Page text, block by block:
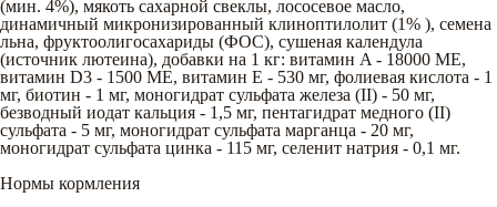
(мин. 4%), мякоть сахарной свеклы, лососевое масло,
динамичный микронизированный клиноптилолит (1% ), семена
льна, фруктоолигосахариды (ФОС), сушеная календула
(источник лютеина), добавки на 1 кг: витамин A - 18000 МЕ,
витамин D3 - 1500 МЕ, витамин Е - 530 мг, фолиевая кислота - 1
мг, биотин - 1 мг, моногидрат сульфата железа (II) - 50 мг,
безводный иодат кальция - 1,5 мг, пентагидрат медного (II)
сульфата - 5 мг, моногидрат сульфата марганца - 20 мг,
моногидрат сульфата цинка - 115 мг, селенит натрия - 0,1 мг.
Нормы кормления